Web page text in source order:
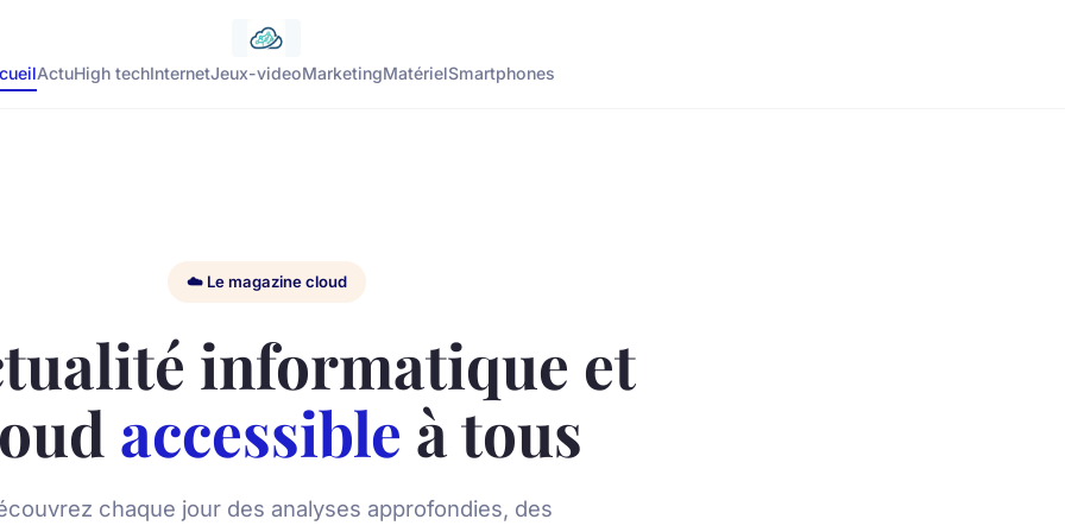
ActuHigh techInternetJeux-videoMarketingMatérielSmartphones
☁️ Le magazine cloud
informatique et
accessible à tous
chaque jour des analyses approfondies, des